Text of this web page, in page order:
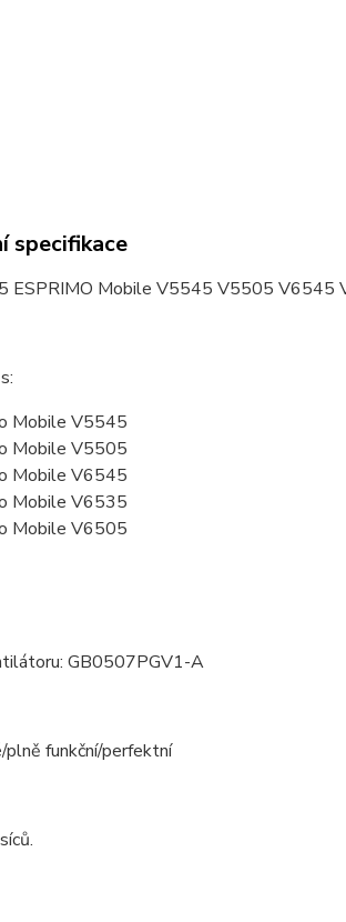
specifikace
ESPRIMO Mobile V5545 V5505 V6545
Mobile V5545
Mobile V5505
Mobile V6545
Mobile V6535
Mobile V6505
GB0507PGV1-A
funkční/perfektní